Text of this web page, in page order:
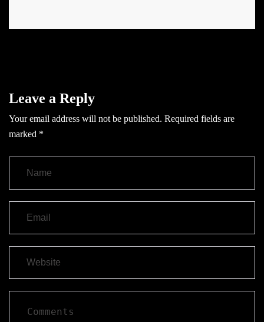
Leave a Reply
Your email address will not be published. Required fields are
marked *